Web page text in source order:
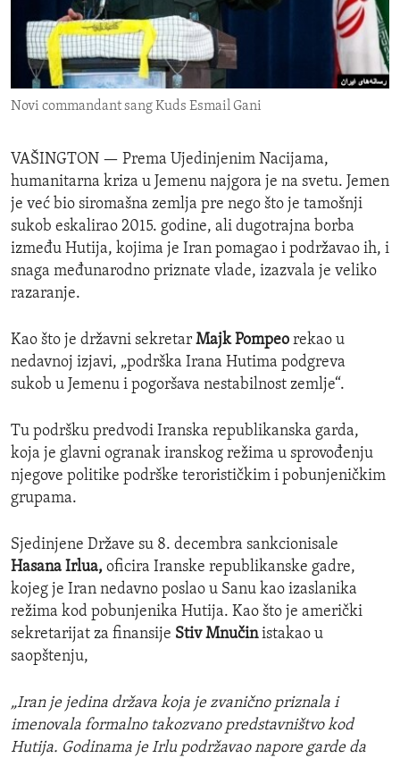
ENVIRONMENT AND HEALTH
IDEALS AND INSTITUTIONS
Novi commandant sang Kuds Esmail Gani
VAŠINGTON — Prema Ujedinjenim Nacijama,
humanitarna kriza u Jemenu najgora je na svetu. Jemen
je već bio siromašna zemlja pre nego što je tamošnji
sukob eskalirao 2015. godine, ali dugotrajna borba
između Hutija, kojima je Iran pomagao i podržavao ih, i
snaga međunarodno priznate vlade, izazvala je veliko
razaranje.
Kao što je državni sekretar Majk Pompeo rekao u
nedavnoj izjavi, „podrška Irana Hutima podgreva
sukob u Jemenu i pogoršava nestabilnost zemlje“.
Tu podršku predvodi Iranska republikanska garda,
koja je glavni ogranak iranskog režima u sprovođenju
njegove politike podrške terorističkim i pobunjeničkim
grupama.
Sjedinjene Države su 8. decembra sankcionisale
Hasana Irlua, oficira Iranske republikanske gadre,
kojeg je Iran nedavno poslao u Sanu kao izaslanika
režima kod pobunjenika Hutija. Kao što je američki
sekretarijat za finansije Stiv Mnučinistakao u
saopštenju,
„Iran je jedina država koja je zvanično priznala i
imenovala formalno takozvano predstavništvo kod
Hutija. Godinama je Irlu podržavao napore garde da